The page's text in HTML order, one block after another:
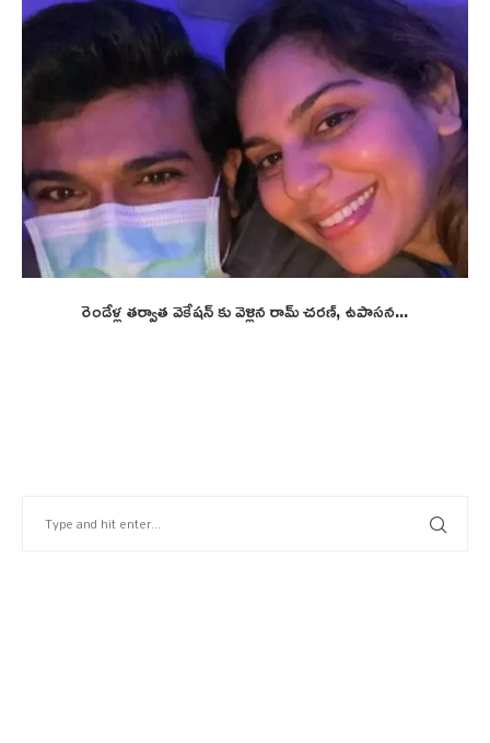
రెండేళ్ల తర్వాత వెకేషన్ కు వెళ్లిన రామ్ చరణ్, ఉపాసన...